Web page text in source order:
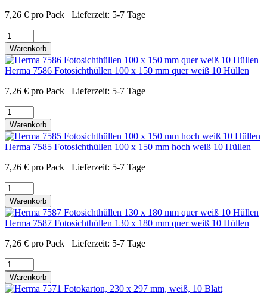
7,26 € pro Pack Lieferzeit: 5-7 Tage
Warenkorb
Herma 7586 Fotosichthüllen 100 x 150 mm quer weiß 10 Hüllen
7,26 € pro Pack Lieferzeit: 5-7 Tage
Warenkorb
Herma 7585 Fotosichthüllen 100 x 150 mm hoch weiß 10 Hüllen
7,26 € pro Pack Lieferzeit: 5-7 Tage
Warenkorb
Herma 7587 Fotosichthüllen 130 x 180 mm quer weiß 10 Hüllen
7,26 € pro Pack Lieferzeit: 5-7 Tage
Warenkorb